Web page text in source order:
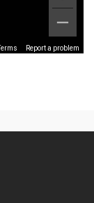
Terms Report a problem